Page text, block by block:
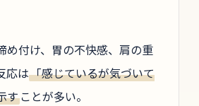
め付け、胃の不快感、肩の重
応は「感じているが気づいて
すことが多い。